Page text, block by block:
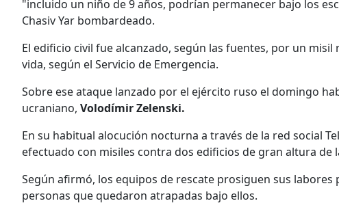
"incluido un niño de 9 años, podrían permanecer bajo los
Chasiv Yar bombardeado.
El edificio civil fue alcanzado, según las fuentes, por un
vida, según el Servicio de Emergencia.
Sobre ese ataque lanzado por el ejército ruso el domingo
ucraniano, Volodímir Zelenski.
En su habitual alocución nocturna a través de la red social
efectuado con misiles contra dos edificios de gran altura de
Según afirmó, los equipos de rescate prosiguen sus
personas que quedaron atrapadas bajo ellos.